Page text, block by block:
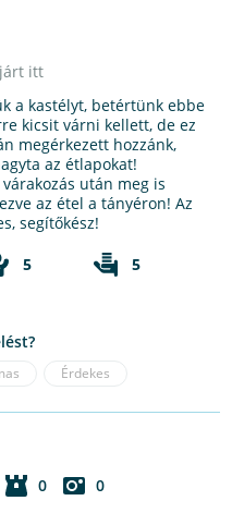
itt
a kastélyt, betértünk ebbe
kicsit várni kellett, de ez
megérkezett hozzánk,
az étlapokat!
után meg is
az étel a tányéron! Az
segítőkész!
5
5
Érdekes
0 0